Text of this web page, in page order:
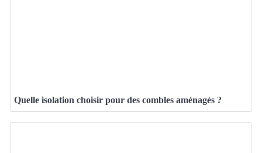
Quelle isolation choisir pour des combles aménagés ?